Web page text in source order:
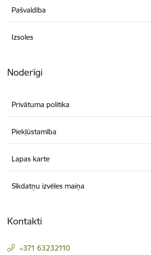
Pašvaldība
Izsoles
Noderīgi
Privātuma politika
Piekļūstamība
Lapas karte
Sīkdatņu izvēles maiņa
Kontakti
+371 63232110